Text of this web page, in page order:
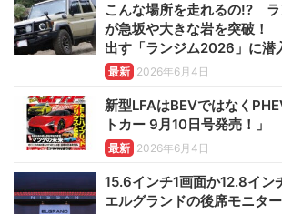
こんな場所を走れるの!? ラ
が急坂や大きな岩を突破！
出す「ランジム2026」に潜
最新 2026年6月4日
新型LFAはBEVではなく
トカー 9月10日号発売！」
最新 2026年6月4日
15.6インチ1画面か12.8イ
エルグランドの後席モニタ